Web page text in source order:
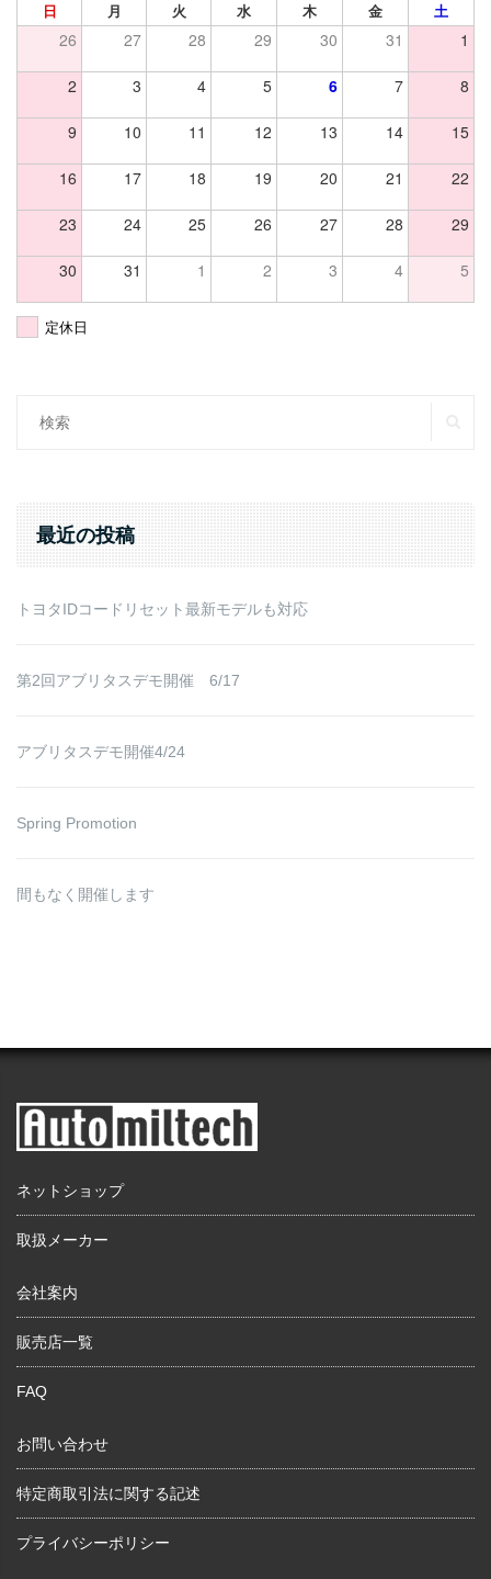
日 月 火 水 木 金 土
26 27 28 29 30 31 1
2 3 4 5 6 7 8
9 10 11 12 13 14 15
16 17 18 19 20 21 22
23 24 25 26 27 28 29
30 31 1 2 3 4 5
定休日
Search
最近の投稿
トヨタIDコードリセット最新モデルも対応
第2回アブリタスデモ開催 6/17
アブリタスデモ開催4/24
Spring Promotion
間もなく開催します
ネットショップ
取扱メーカー
会社案内
販売店一覧
FAQ
お問い合わせ
特定商取引法に関する記述
プライバシーポリシー